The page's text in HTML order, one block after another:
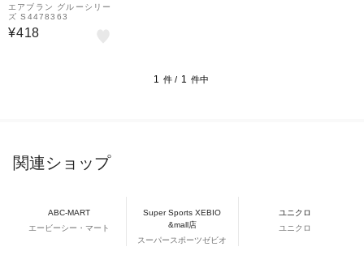
&mall店
エアブラン グルーシリー
ズ S4478363
¥418
1 件 / 1 件中
関連ショップ
ABC-MART
エービーシー・マート
Super Sports XEBIO
&mall店
スーパースポーツゼビオ
ユニクロ
ユニクロ